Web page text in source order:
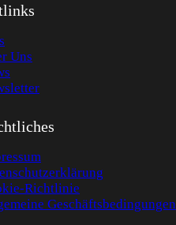
Uns
Richtlinie
Geschäftsbedingungen